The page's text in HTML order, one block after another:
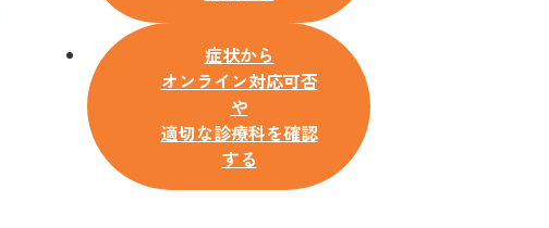
症状から
オンライン対応可否
や
適切な診療科を確認
する